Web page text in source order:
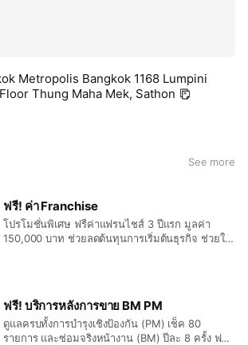
Metropolis Bangkok 1168 Lumpini
Thung Maha Mek, Sathon
See more
ฟรี! ค่า Franchise
โปรโมชั่นพิเศษ ฟรีค่าแฟรนไชส์ 3 ปีแรก มูลค่า
150,000 บาท ช่วยลดต้นทุนการเริ่มต้นธุรกิจ ช่วยให้
ฟรี! บริการหลังการขาย BM PM
ดูแลครบทั้งการบำรุงเชิงป้องกัน (PM) เช็ค 80
รายการ และซ่อมจริงหน้างาน (BM) ปีละ 8 ครั้ง ฟรี